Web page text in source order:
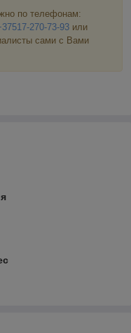
по телефонам:
270-73-93 или
сами с Вами